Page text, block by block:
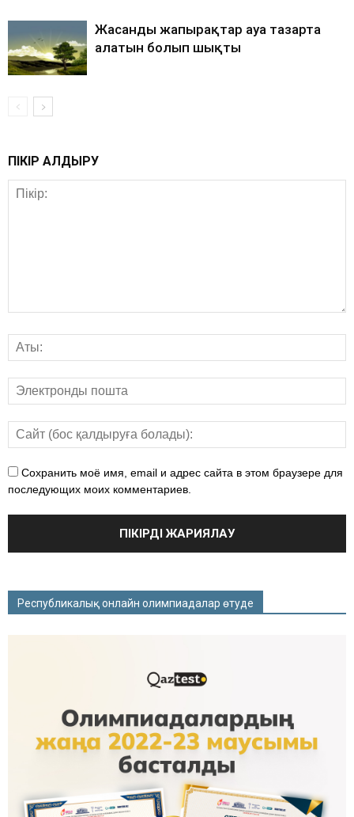
Жасанды жапырақтар ауа тазарта
алатын болып шықты
ПІКІР ҚАЛДЫРУ
Сохранить моё имя, email и адрес сайта в этом браузере для
последующих моих комментариев.
Республикалық онлайн олимпиадалар өтуде